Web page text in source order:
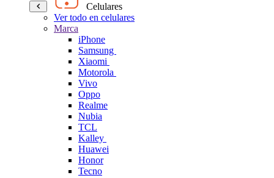
Celulares
Ver todo en celulares
Marca
iPhone
Samsung
Xiaomi
Motorola
Vivo
Oppo
Realme
Nubia
TCL
Kalley
Huawei
Honor
Tecno